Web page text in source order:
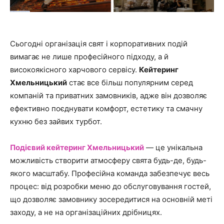
Сьогодні організація свят і корпоративних подій
вимагає не лише професійного підходу, а й
високоякісного харчового сервісу. Кейтеринг
Хмельницький стає все більш популярним серед
компаній та приватних замовників, адже він дозволяє
ефективно поєднувати комфорт, естетику та смачну
кухню без зайвих турбот.
Подієвий кейтеринг Хмельницький — це унікальна
можливість створити атмосферу свята будь-де, будь-
якого масштабу. Професійна команда забезпечує весь
процес: від розробки меню до обслуговування гостей,
що дозволяє замовнику зосередитися на основній меті
заходу, а не на організаційних дрібницях.